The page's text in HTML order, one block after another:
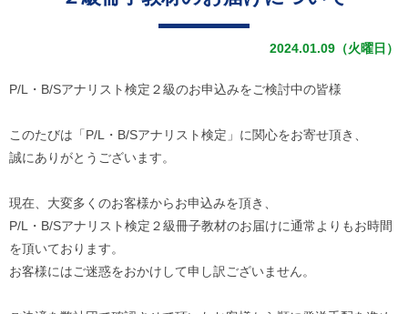
2024.01.09（火曜日）
P/L・B/Sアナリスト検定２級のお申込みをご検討中の皆様
このたびは「P/L・B/Sアナリスト検定」に関心をお寄せ頂き、
誠にありがとうございます。
現在、大変多くのお客様からお申込みを頂き、
P/L・B/Sアナリスト検定２級冊子教材のお届けに通常よりもお時間
を頂いております。
お客様にはご迷惑をおかけして申し訳ございません。